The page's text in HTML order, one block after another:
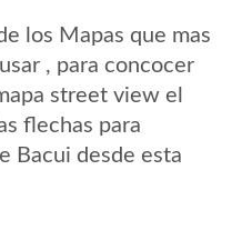
los Mapas que mas
, para concocer
street view el
flechas para
Bacui desde esta